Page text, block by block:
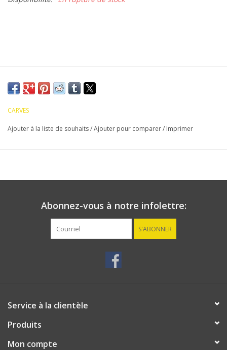
CARVES
Ajouter à la liste de souhaits/Ajouter pour comparer/ Imprimer
Abonnez-vous à notre infolettre:
S'ABONNER
Service à la clientèle
Produits
Mon compte